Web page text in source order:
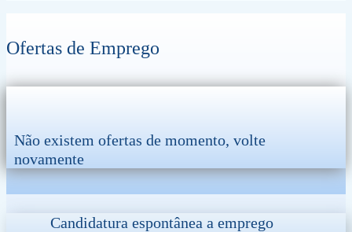
Ofertas de Emprego
Não existem ofertas de momento, volte
novamente
Candidatura espontânea a emprego